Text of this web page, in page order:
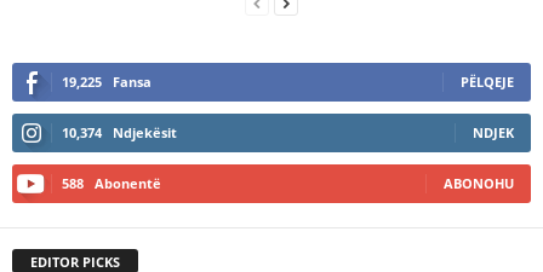
19,225 Fansa PËLQEJE
10,374 Ndjekësit NDJEK
588 Abonentë ABONOHU
EDITOR PICKS